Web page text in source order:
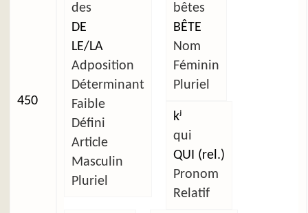
450
des
DE
LE/LA
Adposition
Déterminant
Faible
Défini
Article
Masculin
Pluriel
bêtes
BÊTE
Nom
Féminin
Pluriel
kʲ
qui
QUI (rel.)
Pronom
Relatif